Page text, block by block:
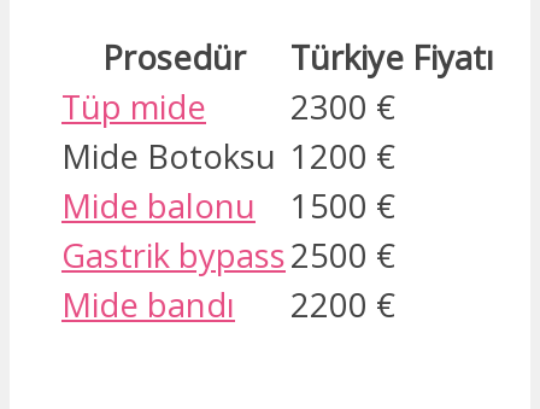
Prosedür
Türkiye Fiyatı
Tüp mide
2300 €
Mide Botoksu 1200 €
Mide balonu
1500 €
Gastrik bypass2500 €
Mide bandı
2200 €